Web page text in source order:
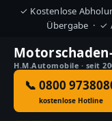
✓ Kostenlose
Übergabe · ✓
H.M.Automobile · seit
📞 0800
kostenlose Hotline